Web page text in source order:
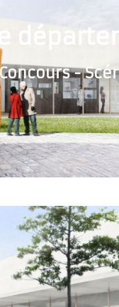
-